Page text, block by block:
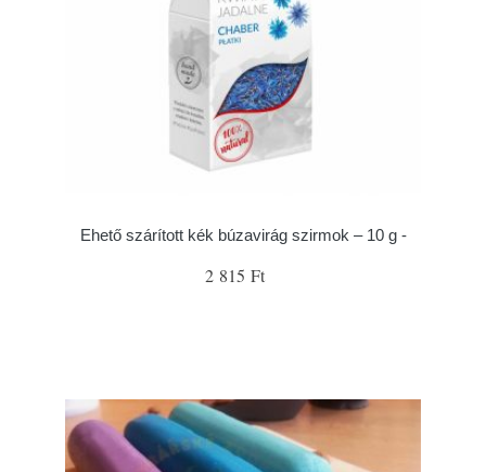
Ehető szárított kék búzavirág szirmok – 10 g -
2 815 Ft